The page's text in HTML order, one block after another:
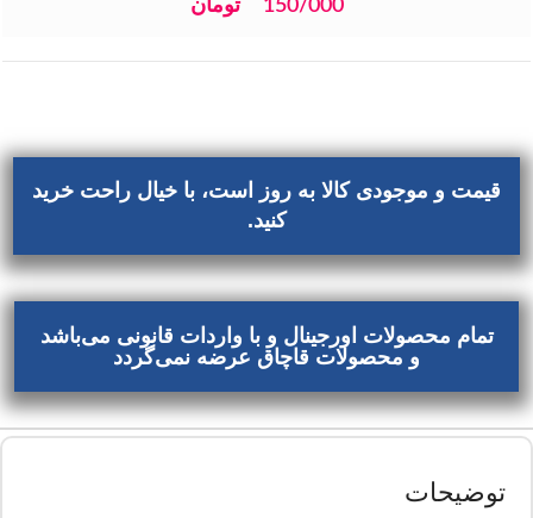
150/000 تومان
قیمت و موجودی کالا به روز است، با خیال راحت خرید
کنید.
تمام محصولات اورجینال و با واردات قانونی می‌باشد
و محصولات قاچاق عرضه نمی‌گردد
توضیحات